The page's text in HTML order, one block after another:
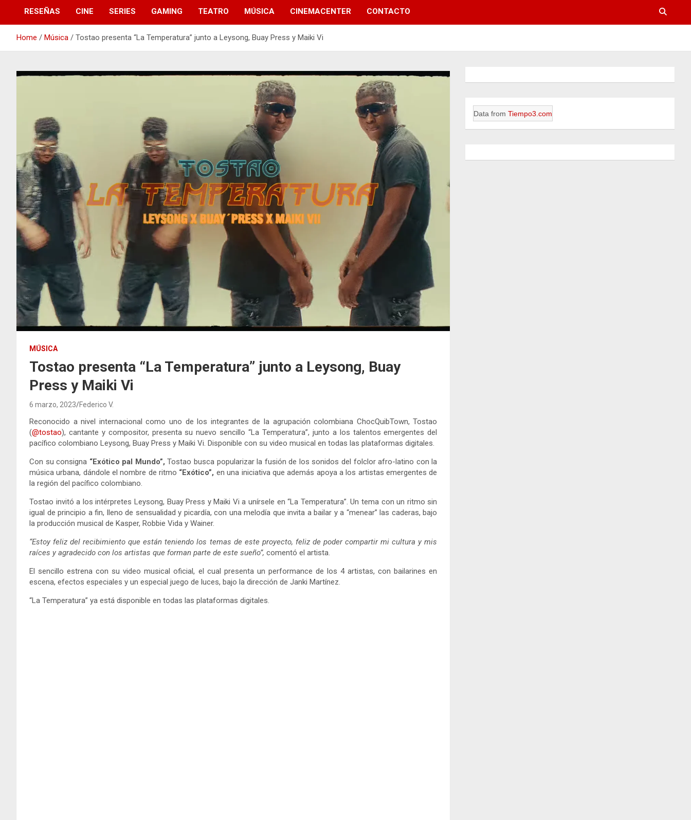
RESEÑAS CINE SERIES GAMING TEATRO MÚSICA CINEMACENTER CONTACTO
Home Música Tostao presenta “La Temperatura” junto a Leysong, Buay Press y Maiki Vi
MÚSICA
Tostao presenta “La Temperatura” junto a Leysong, Buay
Press y Maiki Vi
6 marzo, 2023 Federico V.
Reconocido a nivel internacional como uno de los integrantes de la agrupación colombiana ChocQuibTown, Tostao
(@tostao), cantante y compositor, presenta su nuevo sencillo “La Temperatura”, junto a los talentos emergentes del
pacífico colombiano Leysong, Buay Press y Maiki Vi. Disponible con su video musical en todas las plataformas digitales.
Con su consigna “Exótico pal Mundo”, Tostao busca popularizar la fusión de los sonidos del folclor afro-latino con la
música urbana, dándole el nombre de ritmo “Exótico”, en una iniciativa que además apoya a los artistas emergentes de
la región del pacífico colombiano.
Tostao invitó a los intérpretes Leysong, Buay Press y Maiki Vi a unírsele en “La Temperatura”. Un tema con un ritmo sin
igual de principio a fin, lleno de sensualidad y picardía, con una melodía que invita a bailar y a “menear” las caderas, bajo
la producción musical de Kasper, Robbie Vida y Wainer.
“Estoy feliz del recibimiento que están teniendo los temas de este proyecto, feliz de poder compartir mi cultura y mis
raíces y agradecido con los artistas que forman parte de este sueño”, comentó el artista.
El sencillo estrena con su video musical oficial, el cual presenta un performance de los 4 artistas, con bailarines en
escena, efectos especiales y un especial juego de luces, bajo la dirección de Janki Martínez.
“La Temperatura” ya está disponible en todas las plataformas digitales.
Data fromTiempo3.com